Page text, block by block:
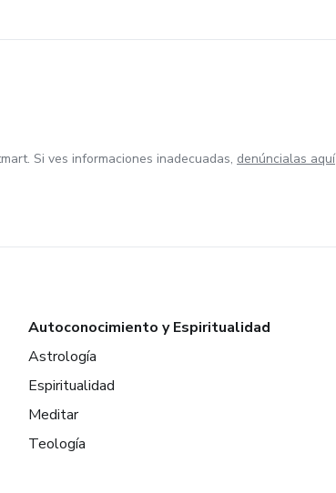
Si ves informaciones inadecuadas, denúncialas aquí
Autoconocimiento y Espiritualidad
Astrología
Espiritualidad
Meditar
Teología